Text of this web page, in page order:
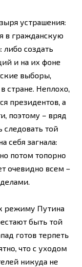
устрашения:
в гражданскую
либо создать
и на их фоне
выборы,
стране. Неплохо,
президентов, а
поэтому – вряд
следовать той
себя загнала:
потом топорно
очевидно всем –
режиму Путина
быть той
готов терпеть
что с уходом
никуда не